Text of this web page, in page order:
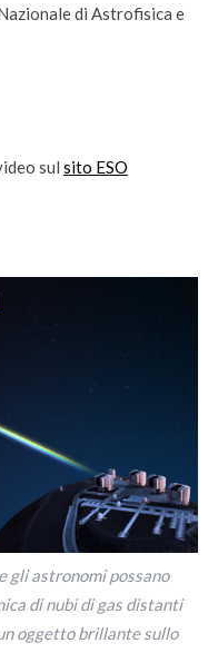
di Astrofisica e
sul sito ESO
gli astronomi possano
di nubi di gas distanti
oggetto brillante sullo